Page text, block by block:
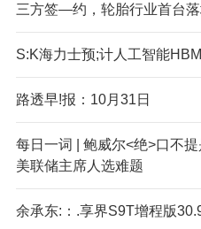
三方签—约，轮胎行业首台
S:K海力士预;计人工智能
路透早!报：10月31日
每日一词 | 鲍威尔<绝>口不
美联储主席人选难题
余承东:：.享界S9T增程版